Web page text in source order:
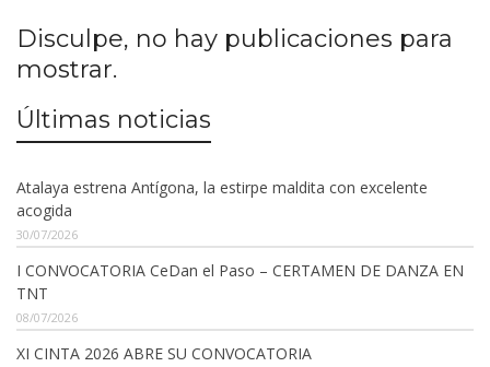
Disculpe, no hay publicaciones para
mostrar.
Últimas noticias
Atalaya estrena Antígona, la estirpe maldita con excelente
acogida
30/07/2026
I CONVOCATORIA CeDan el Paso – CERTAMEN DE DANZA EN
TNT
08/07/2026
XI CINTA 2026 ABRE SU CONVOCATORIA